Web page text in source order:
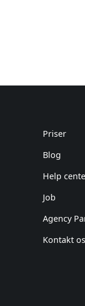
Priser
Blog
Help
Job
Agency
Kontakt os